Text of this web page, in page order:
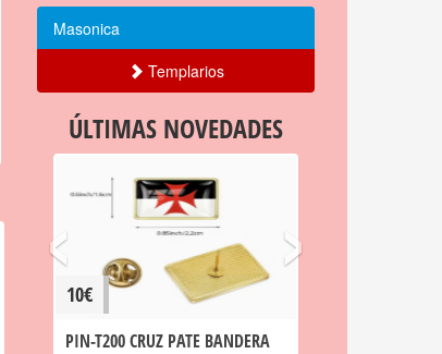
Masonica
Templarios
ÚLTIMAS NOVEDADES
10€
PIN-T200 CRUZ PATE BANDERA
‹ ›